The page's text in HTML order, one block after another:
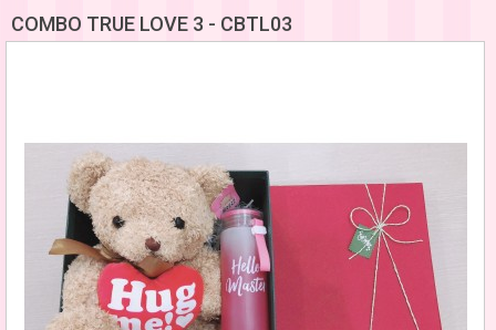
COMBO TRUE LOVE 3 - CBTL03